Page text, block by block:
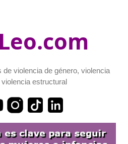
violencia de género, violencia
estructural